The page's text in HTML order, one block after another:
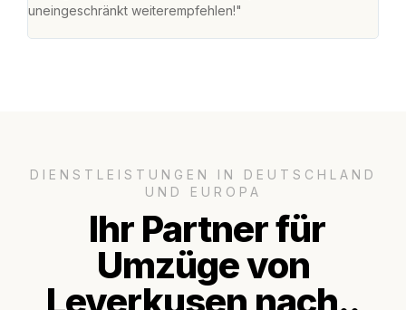
uneingeschränkt weiterempfehlen!"
DIENSTLEISTUNGEN IN DEUTSCHLAND
UND EUROPA
Ihr Partner für
Umzüge von